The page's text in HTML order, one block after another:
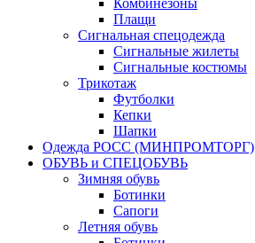
Плащи
Сигнальная спецодежда
Сигнальные жилеты
Сигнальные костюмы
Трикотаж
Футболки
Кепки
Шапки
Одежда РОСС (МИНПРОМТОРГ)
ОБУВЬ и СПЕЦОБУВЬ
Зимняя обувь
Ботинки
Сапоги
Летняя обувь